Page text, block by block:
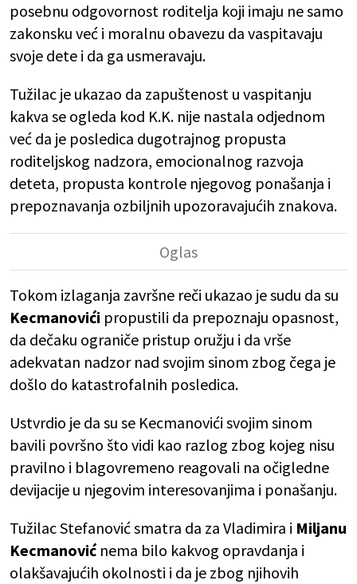
posebnu odgovornost roditelja koji imaju ne samo
zakonsku već i moralnu obavezu da vaspitavaju
svoje dete i da ga usmeravaju.
Tužilac je ukazao da zapuštenost u vaspitanju
kakva se ogleda kod K.K. nije nastala odjednom
već da je posledica dugotrajnog propusta
roditeljskog nadzora, emocionalnog razvoja
deteta, propusta kontrole njegovog ponašanja i
prepoznavanja ozbiljnih upozoravajućih znakova.
Tokom izlaganja završne reči ukazao je sudu da su
Kecmanovići propustili da prepoznaju opasnost,
da dečaku ograniče pristup oružju i da vrše
adekvatan nadzor nad svojim sinom zbog čega je
došlo do katastrofalnih posledica.
Ustvrdio je da su se Kecmanovići svojim sinom
bavili površno što vidi kao razlog zbog kojeg nisu
pravilno i blagovremeno reagovali na očigledne
devijacije u njegovim interesovanjima i ponašanju.
Tužilac Stefanović smatra da za Vladimira i Miljanu
Kecmanovićnema bilo kakvog opravdanja i
olakšavajućih okolnosti i da je zbog njihovih